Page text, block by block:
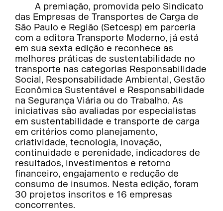
A premiação, promovida pelo Sindicato
das Empresas de Transportes de Carga de
São Paulo e Região (Setcesp) em parceria
com a editora Transporte Moderno, já está
em sua sexta edição e reconhece as
melhores práticas de sustentabilidade no
transporte nas categorias Responsabilidade
Social, Responsabilidade Ambiental, Gestão
Econômica Sustentável e Responsabilidade
na Segurança Viária ou do Trabalho. As
iniciativas são avaliadas por especialistas
em sustentabilidade e transporte de carga
em critérios como planejamento,
criatividade, tecnologia, inovação,
continuidade e perenidade, indicadores de
resultados, investimentos e retorno
financeiro, engajamento e redução de
consumo de insumos. Nesta edição, foram
30 projetos inscritos e 16 empresas
concorrentes.